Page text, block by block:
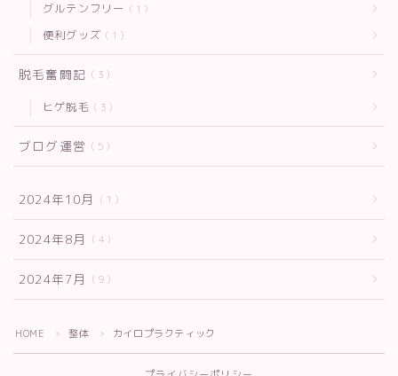
グルテンフリー 1
便利グッズ 1
脱毛奮闘記 3
ヒゲ脱毛 3
ブログ運営 5
2024年10月 1
2024年8月 4
2024年7月 9
HOME ＞ 整体 ＞ カイロプラクティック